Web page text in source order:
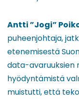
Antti ”Jogi”
puheenjohtaja,
etenemisestä
data-avaruuksien
hyödyntämistä
muistutti, että